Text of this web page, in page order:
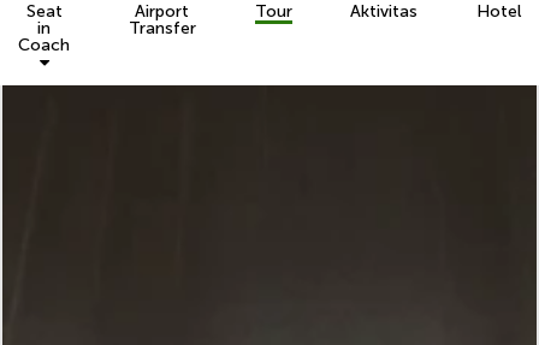
Seat
in
Coach
Airport
Transfer
Tour Aktivitas Hotel